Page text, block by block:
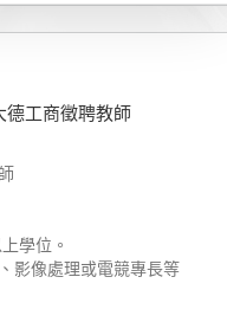
德工商徵聘教師
學位。
影像處理或電競專長等